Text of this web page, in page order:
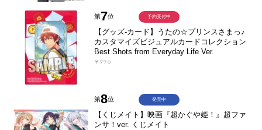
第7位
【グッズ-カード】うたの☆プリンスさまっ♪
カスタマイズビジュアルカードコレクション
Best Shots from Everyday Life Ver.
￥770
予約受付中
第8位
【くじメイト】映画『超かぐや姫！』超ファ
ンサ！ver. くじメイト
発売中